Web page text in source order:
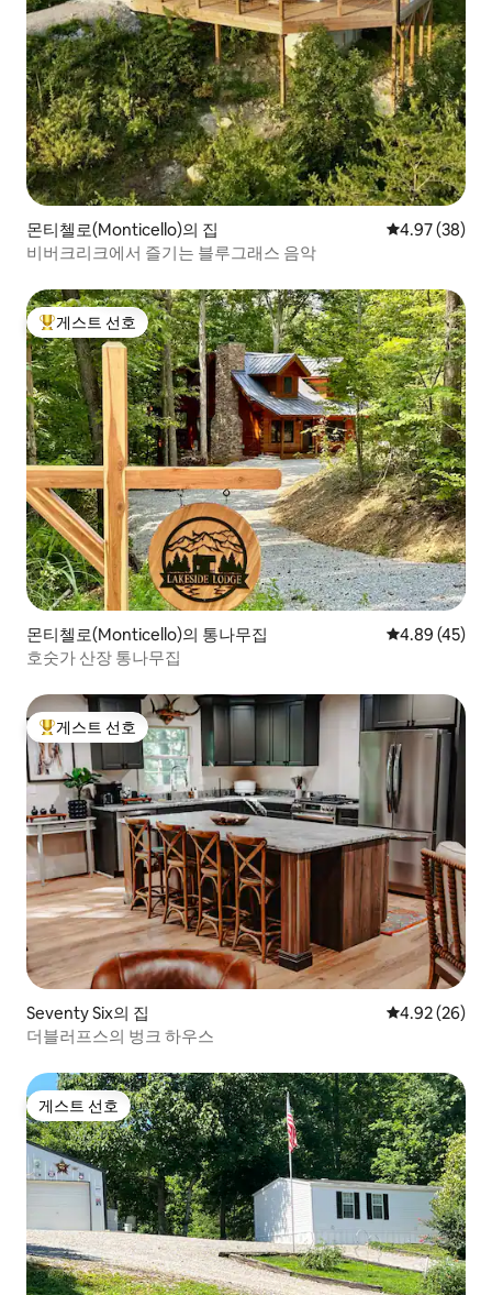
몬티첼로(Monticello)의 집 평점 4.97점(5
4.97 (38)
비버크리크에서 즐기는 블루그래스 음악
상위 게스트 선호
게스트 선호
몬티첼로(Monticello)의 통나무집 평점 4.89점(5
4.89 (45)
호숫가 산장 통나무집
상위 게스트 선호
게스트 선호
Seventy Six의 집 평점 4.92점(5
4.92 (26)
더블러프스의 벙크 하우스
게스트 선호
게스트 선호